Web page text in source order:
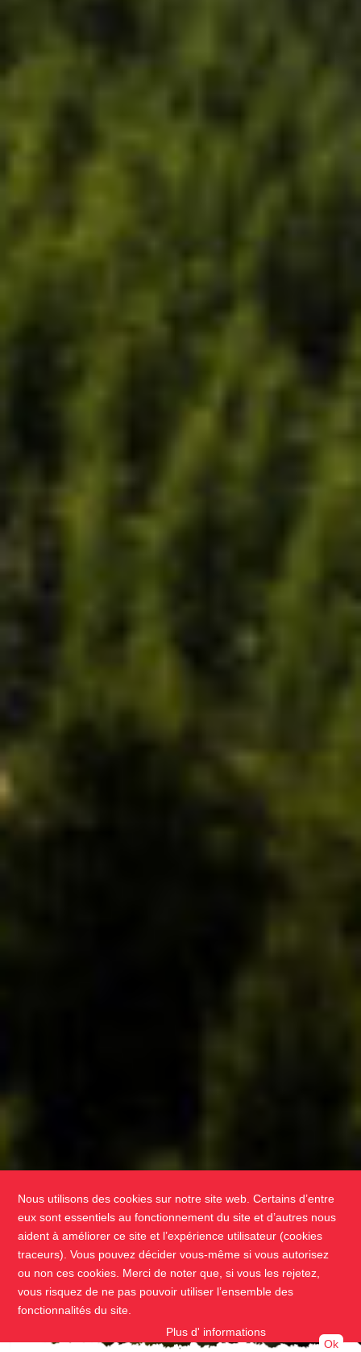
Nous utilisons des cookies sur notre site web. Certains d’entre
eux sont essentiels au fonctionnement du site et d’autres nous
aident à améliorer ce site et l’expérience utilisateur (cookies
traceurs). Vous pouvez décider vous-même si vous autorisez
ou non ces cookies. Merci de noter que, si vous les rejetez,
vous risquez de ne pas pouvoir utiliser l’ensemble des
fonctionnalités du site.
Ok
Plus d' informations